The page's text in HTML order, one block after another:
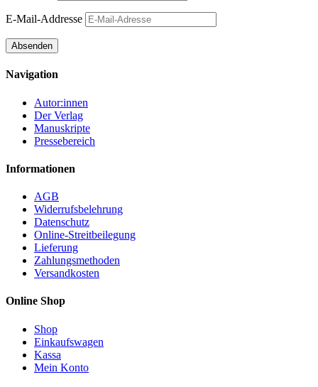
E-Mail-Addresse
Navigation
Autor:innen
Der Verlag
Manuskripte
Pressebereich
Informationen
AGB
Widerrufsbelehrung
Datenschutz
Online-Streitbeilegung
Lieferung
Zahlungsmethoden
Versandkosten
Online Shop
Shop
Einkaufswagen
Kassa
Mein Konto